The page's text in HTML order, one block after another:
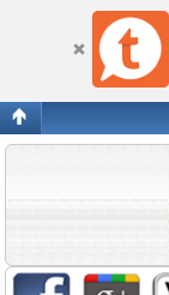
E46 általános.